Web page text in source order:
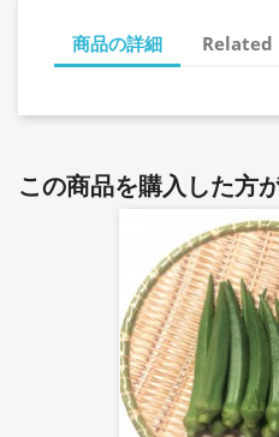
商品の詳細 Related
この商品を購入した方